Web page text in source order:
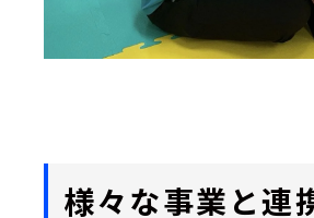
様々な事業と連